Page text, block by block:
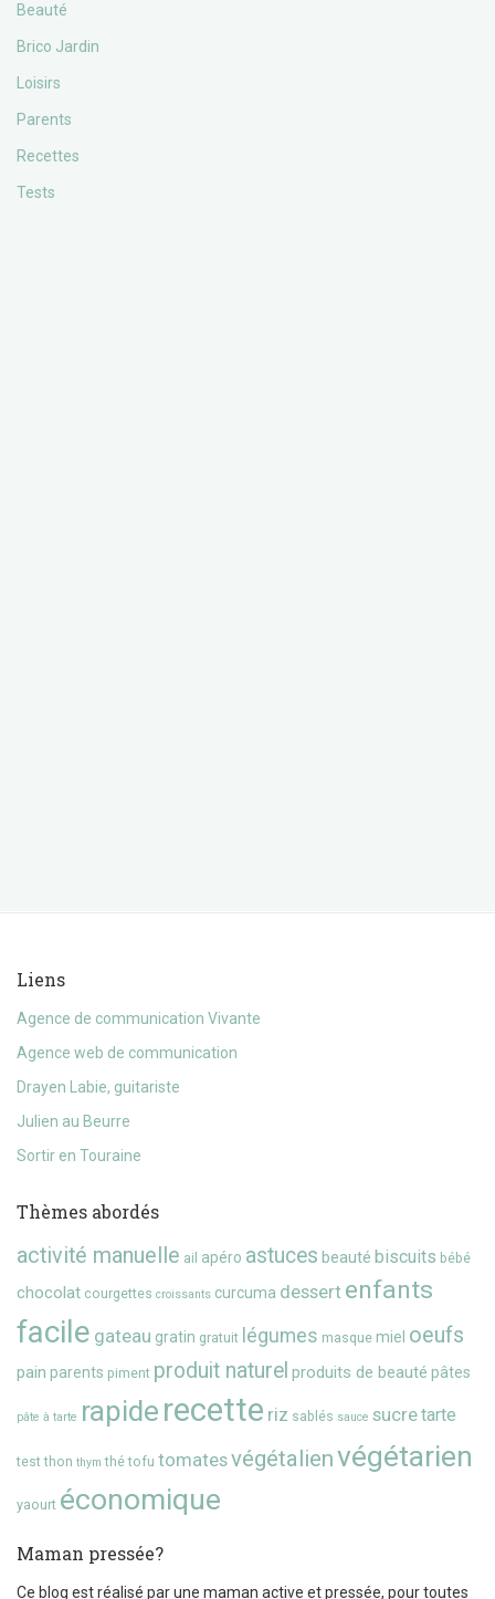
Beauté
Brico Jardin
Loisirs
Parents
Recettes
Tests
Liens
Agence de communication Vivante
Agence web de communication
Drayen Labie, guitariste
Julien au Beurre
Sortir en Touraine
Thèmes abordés
activité manuelle ail apéro astuces beauté biscuits bébé
chocolat courgettes croissants curcuma dessert enfants
facile gateau gratin gratuit légumes masque miel oeufs
pain parents piment produit naturel produits de beauté pâtes
pâte à tarte rapide recette riz sablés sauce sucretarte
test thon thym thé tofu tomatesvégétalienvégétarien
yaourt économique
Maman pressée?
Ce blog est réalisé par une maman active et pressée, pour toutes